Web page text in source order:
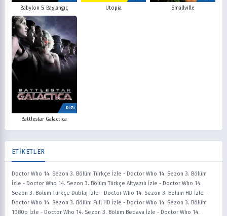
Babylon 5: Başlangıç Utopia Smallville
DİZİ
Battlestar Galactica
ETİKETLER
Doctor Who 14. Sezon 3. Bölüm Türkçe İzle - Doctor Who 14. Sezon 3. Bölüm
İzle - Doctor Who 14. Sezon 3. Bölüm Türkçe Altyazılı İzle - Doctor Who 14.
Sezon 3. Bölüm Türkçe Dublaj İzle - Doctor Who 14. Sezon 3. Bölüm HD İzle -
Doctor Who 14. Sezon 3. Bölüm Full HD İzle - Doctor Who 14. Sezon 3. Bölüm
1080p İzle - Doctor Who 14. Sezon 3. Bölüm Bedava İzle - Doctor Who 14.